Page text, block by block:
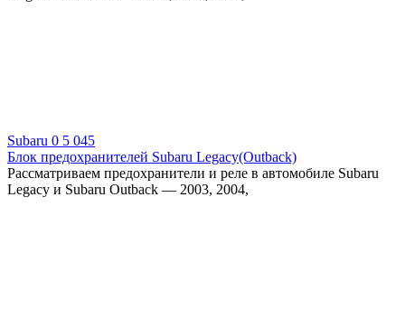
Subaru 0 5 045
Блок предохранителей Subaru Legacy(Outback)
Рассматриваем предохранители и реле в автомобиле Subaru
Legacy и Subaru Outback — 2003, 2004,